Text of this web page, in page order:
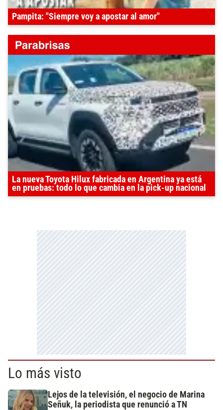
Pampita: "Siempre voy a apostar al amor"
La nueva Toyota Hilux fabricada en Argentina ya está
en pruebas: todo lo que cambia en la pick-up nacional
Lo más visto
Lejos de la televisión, el negocio de Marina
Señuk, la periodista que renunció a TN